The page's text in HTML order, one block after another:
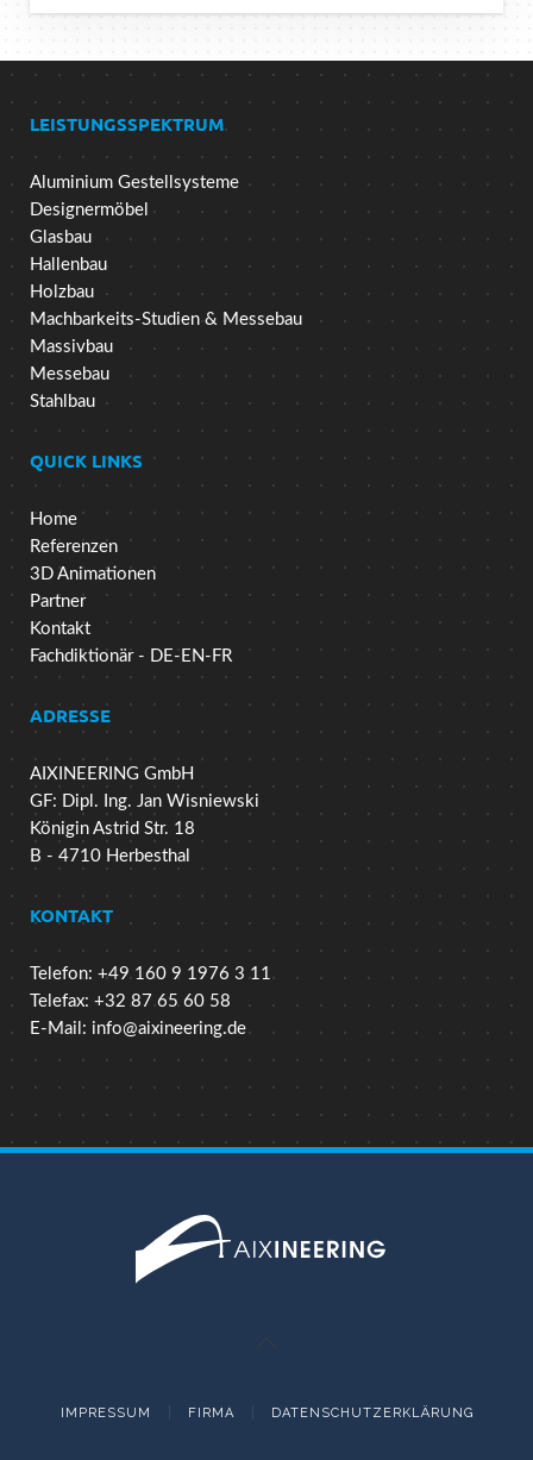
LEISTUNGSSPEKTRUM
Aluminium Gestellsysteme
Designermöbel
Glasbau
Hallenbau
Holzbau
Machbarkeits-Studien & Messebau
Massivbau
Messebau
Stahlbau
QUICK LINKS
Home
Referenzen
3D Animationen
Partner
Kontakt
Fachdiktionär - DE-EN-FR
ADRESSE
AIXINEERING GmbH
GF: Dipl. Ing. Jan Wisniewski
Königin Astrid Str. 18
B - 4710 Herbesthal
KONTAKT
Telefon: +49 160 9 1976 3 11
Telefax: +32 87 65 60 58
E-Mail: info@aixineering.de
IMPRESSUM FIRMA DATENSCHUTZERKLÄRUNG